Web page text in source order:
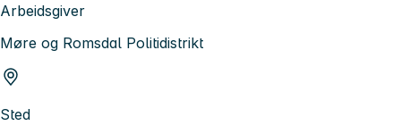
Arbeidsgiver
Møre og Romsdal Politidistrikt
Sted